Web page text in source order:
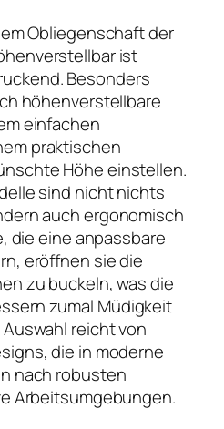
Obliegenschaft der
ist
Besonders
höhenverstellbare
einfachen
praktischen
Höhe einstellen.
sind nicht nichts
auch ergonomisch
die eine anpassbare
eröffnen sie die
zu buckeln, was die
zumal Müdigkeit
reicht von
die in moderne
nach robusten
Arbeitsumgebungen.